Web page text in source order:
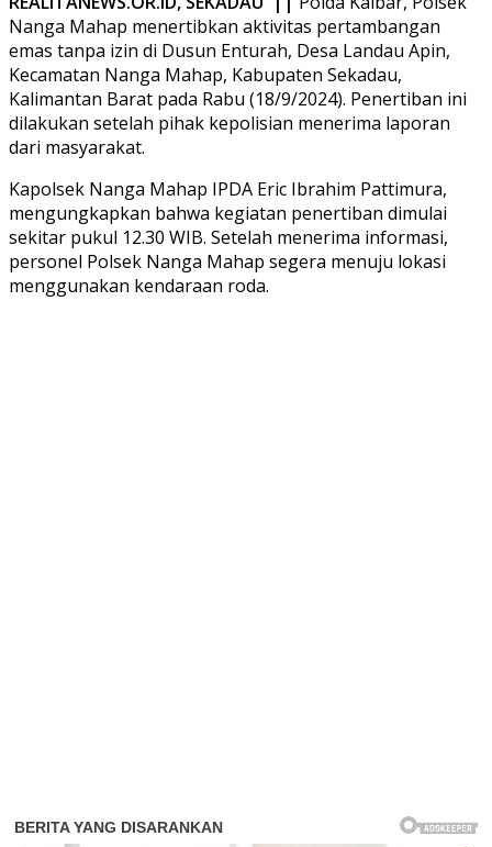
Nanga Mahap menertibkan aktivitas pertambangan
emas tanpa izin di Dusun Enturah, Desa Landau Apin,
Kecamatan Nanga Mahap, Kabupaten Sekadau,
Kalimantan Barat pada Rabu (18/9/2024). Penertiban ini
dilakukan setelah pihak kepolisian menerima laporan
dari masyarakat.
Kapolsek Nanga Mahap IPDA Eric Ibrahim Pattimura,
mengungkapkan bahwa kegiatan penertiban dimulai
sekitar pukul 12.30 WIB. Setelah menerima informasi,
personel Polsek Nanga Mahap segera menuju lokasi
menggunakan kendaraan roda.